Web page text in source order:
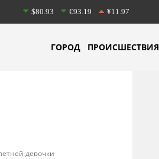
$80.93 €93.19 ¥11.97
ГОРОД ПРОИСШЕСТВИЯ
девочки